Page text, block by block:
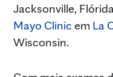
Jacksonville,
Mayo Clinic em La
Wisconsin.